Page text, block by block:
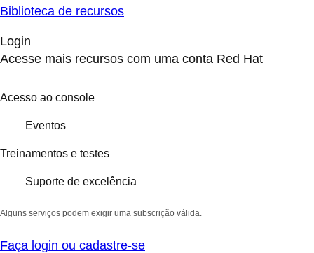
Biblioteca de recursos
Login
Acesse mais recursos com uma conta Red Hat
Acesso ao console
Eventos
Treinamentos e testes
Suporte de excelência
Alguns serviços podem exigir uma subscrição válida.
Faça login ou cadastre-se